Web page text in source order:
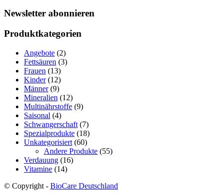
Newsletter abonnieren
Produktkategorien
Angebote (2)
Fettsäuren (3)
Frauen (13)
Kinder (12)
Männer (9)
Mineralien (12)
Multinährstoffe (9)
Saisonal (4)
Schwangerschaft (7)
Spezialprodukte (18)
Unkategorisiert (60)
Andere Produkte (55)
Verdauung (16)
Vitamine (14)
© Copyright - BioCare Deutschland